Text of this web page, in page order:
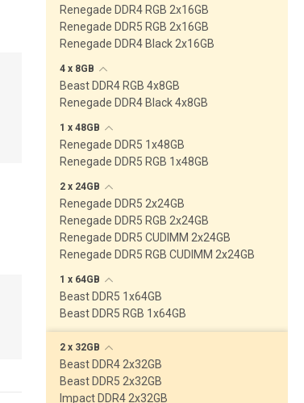
Renegade DDR4 RGB 2x16GB
Renegade DDR5 RGB 2x16GB
Renegade DDR4 Black 2x16GB
4 x 8GB
Beast DDR4 RGB 4x8GB
Renegade DDR4 Black 4x8GB
1 x 48GB
Renegade DDR5 1x48GB
Renegade DDR5 RGB 1x48GB
2 x 24GB
Renegade DDR5 2x24GB
Renegade DDR5 RGB 2x24GB
Renegade DDR5 CUDIMM 2x24GB
Renegade DDR5 RGB CUDIMM 2x24GB
1 x 64GB
Beast DDR5 1x64GB
Beast DDR5 RGB 1x64GB
2 x 32GB
Beast DDR4 2x32GB
Beast DDR5 2x32GB
Impact DDR4 2x32GB